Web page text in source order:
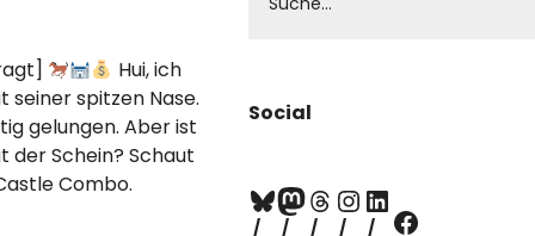
Hui, ich
seiner spitzen Nase.
gelungen. Aber ist
der Schein? Schaut
Combo.
Social